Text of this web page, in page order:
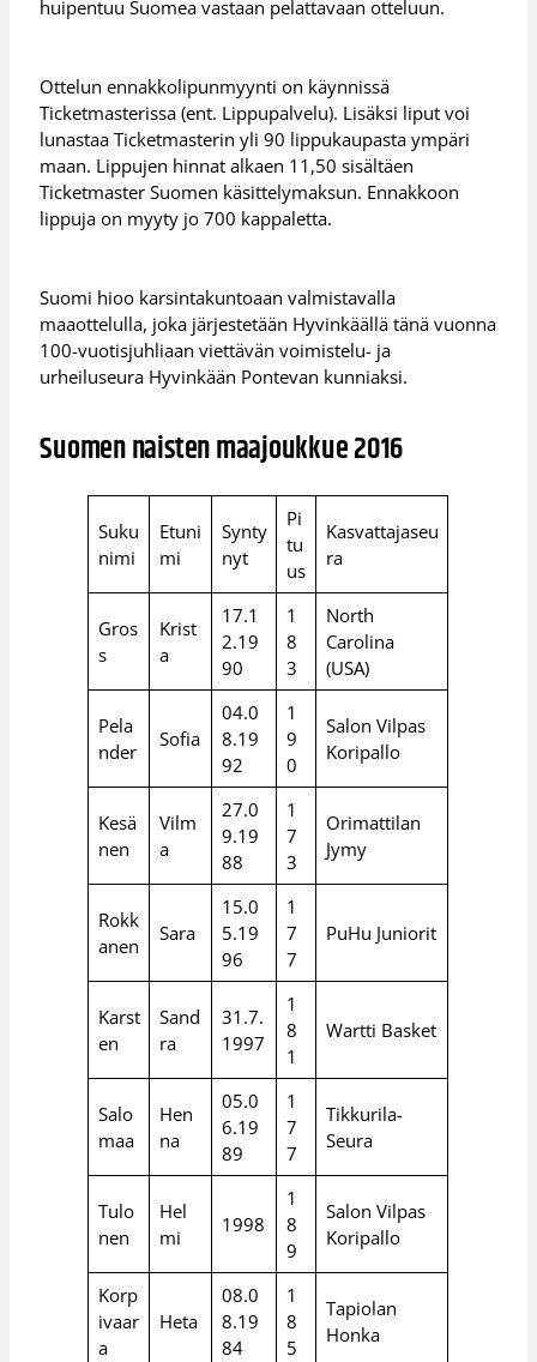
huipentuu Suomea vastaan pelattavaan otteluun.
Ottelun ennakkolipunmyynti on käynnissä
Ticketmasterissa (ent. Lippupalvelu). Lisäksi liput voi
lunastaa Ticketmasterin yli 90 lippukaupasta ympäri
maan. Lippujen hinnat alkaen 11,50 sisältäen
Ticketmaster Suomen käsittelymaksun. Ennakkoon
lippuja on myyty jo 700 kappaletta.
Suomi hioo karsintakuntoaan valmistavalla
maaottelulla, joka järjestetään Hyvinkäällä tänä vuonna
100-vuotisjuhliaan viettävän voimistelu- ja
urheiluseura Hyvinkään Pontevan kunniaksi.
Suomen naisten maajoukkue 2016
Suku
nimi
Etuni
mi
Synty
nyt
Pi
tu
us
Kasvattajaseu
ra
Gros
s
Krist
a
17.1
2.19
90
1
8
3
North
Carolina
(USA)
Pela
nder
Sofia
04.0
8.19
92
1
9
0
Salon Vilpas
Koripallo
Kesä
nen
Vilm
a
27.0
9.19
88
1
7
3
Orimattilan
Jymy
Rokk
anen
Sara
15.0
5.19
96
1
7
7
PuHu Juniorit
Karst
en
Sand
ra
31.7.
1997
1
8
1
Wartti Basket
Salo
maa
Hen
na
05.0
6.19
89
1
7
7
Tikkurila-
Seura
Tulo
nen
Hel
mi
1998
1
8
9
Salon Vilpas
Koripallo
Korp
ivaar
a
Heta
08.0
8.19
84
1
8
5
Tapiolan
Honka